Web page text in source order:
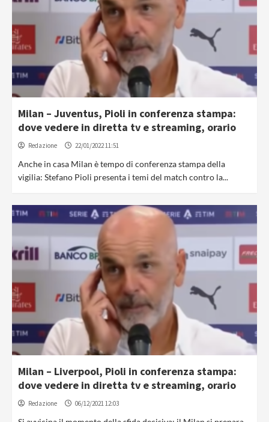
Milan – Juventus, Pioli in conferenza stampa:
dove vedere in diretta tv e streaming, orario
Redazione 22/01/2022 11:51
Anche in casa Milan è tempo di conferenza stampa della
vigilia: Stefano Pioli presenta i temi del match contro la...
Milan – Liverpool, Pioli in conferenza stampa:
dove vedere in diretta tv e streaming, orario
Redazione 06/12/2021 12:03